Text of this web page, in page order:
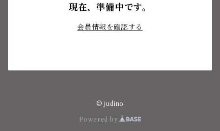
現在、準備中です。
会員情報を確認する
© judino
Powered by